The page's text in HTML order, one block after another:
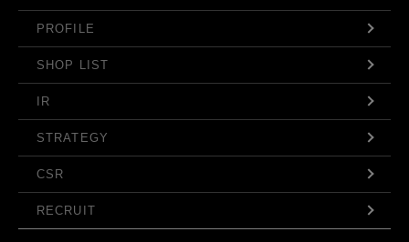
PROFILE
SHOP LIST
IR
STRATEGY
CSR
RECRUIT